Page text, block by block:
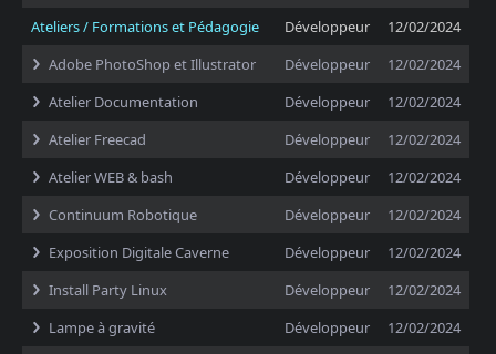
Ateliers / Formations et Pédagogie Développeur
12/02/2024
Adobe PhotoShop et Illustrator
Développeur
12/02/2024
Atelier Documentation
Développeur
12/02/2024
Atelier Freecad
Développeur
12/02/2024
Atelier WEB & bash
Développeur
12/02/2024
Continuum Robotique
Développeur
12/02/2024
Exposition Digitale Caverne
Développeur
12/02/2024
Install Party Linux
Développeur
12/02/2024
Lampe à gravité
Développeur
12/02/2024